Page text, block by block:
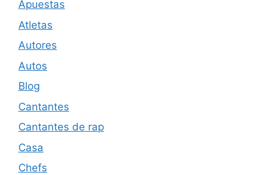
Apuestas
Atletas
Autores
Autos
Blog
Cantantes
Cantantes de rap
Casa
Chefs